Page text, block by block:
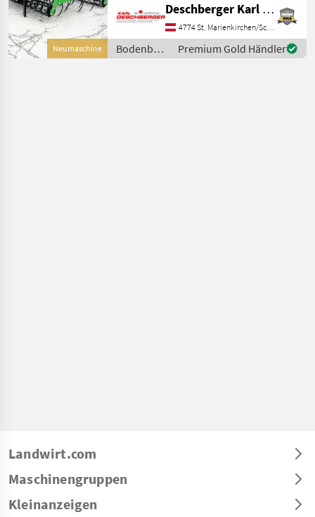
Neumaschine
Saatbeetkombination 5, 6
m Coral Plus mit hydr.
Klappung, Abstellstützen,
Garn. Spurlockerer,
Deschberger Karl Landtechnik GesmbH & Co KG
4774 St. Marienkirchen/Schärding
Bodenbearbeitung
/ Sonstige
Premium Gold Händler
Landwirt.com
Maschinengruppen
Kleinanzeigen